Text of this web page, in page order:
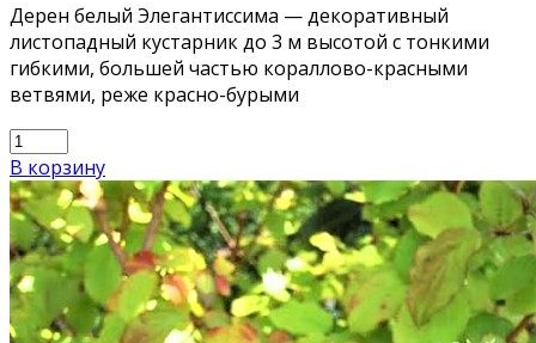
Дерен белый Элегантиссима — декоративный
листопадный кустарник до 3 м высотой с тонкими
гибкими, большей частью кораллово-красными
ветвями, реже красно-бурыми
В корзину